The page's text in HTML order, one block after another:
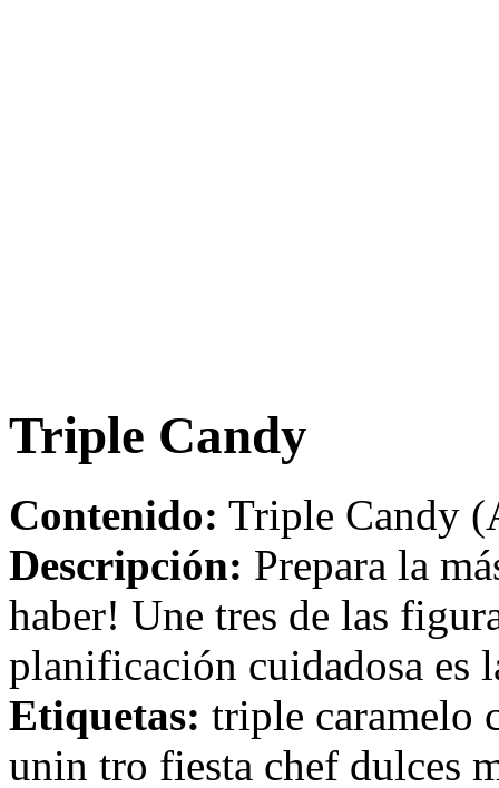
Triple Candy
Contenido: Triple Candy
Descripción: Prepara la
haber! Une tres de las
planificación cuidadosa es
Etiquetas: triple caramelo
unin tro fiesta chef dulces